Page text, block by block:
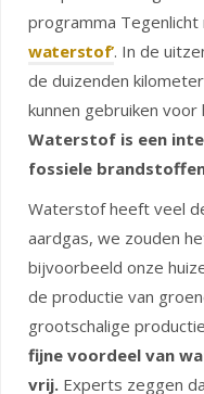
programma
waterstof’. In de
de duizenden
kunnen gebruiken
Waterstof is een
fossiele
Waterstof heeft veel
aardgas, we zouden
bijvoorbeeld onze
de productie van
grootschalige
fijne voordeel van
vrij. Experts zeggen